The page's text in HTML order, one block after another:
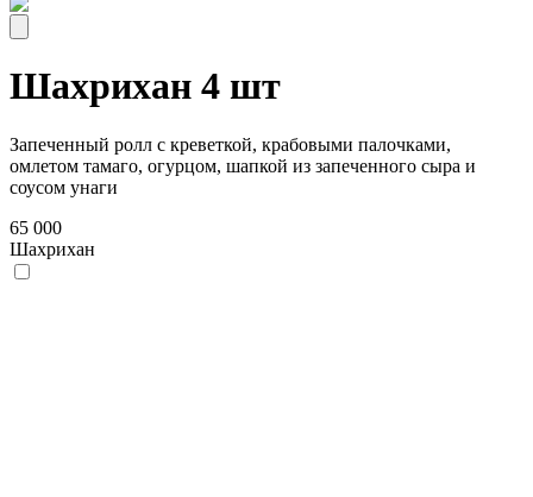
Шахрихан 4 шт
Запеченный ролл с креветкой, крабовыми палочками,
омлетом тамаго, огурцом, шапкой из запеченного сыра и
соусом унаги
65 000
Шахрихан